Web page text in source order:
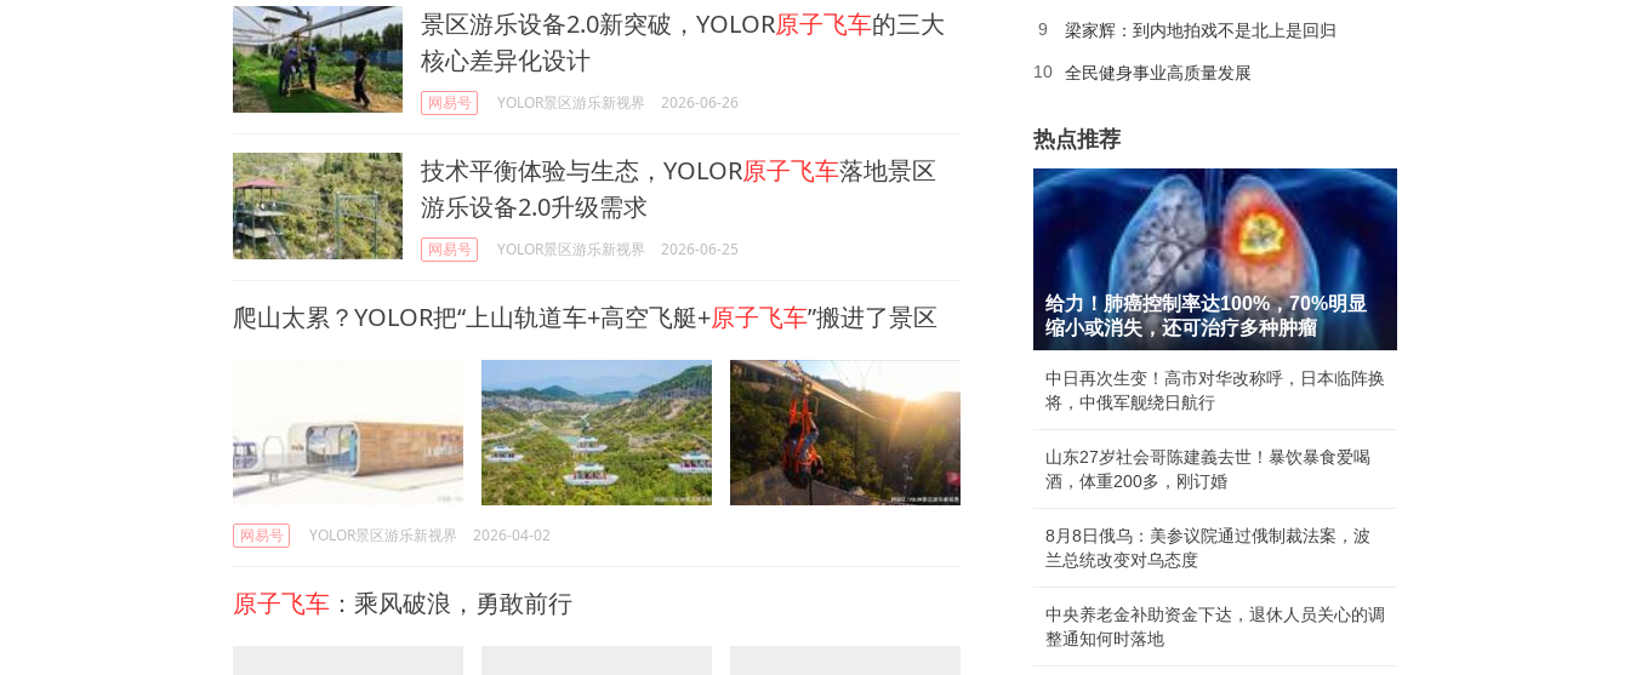
景区游乐设备2.0新突破，YOLOR原子飞车的三大
核心差异化设计
网易号 YOLOR景区游乐新视界 2026-06-26
技术平衡体验与生态，YOLOR原子飞车落地景区
游乐设备2.0升级需求
网易号 YOLOR景区游乐新视界 2026-06-25
爬山太累？YOLOR把“上山轨道车+高空飞艇+原子飞车”搬进了景区
网易号 YOLOR景区游乐新视界 2026-04-02
原子飞车 ：乘风破浪，勇敢前行
2
9 梁家辉：到内地拍戏不是北上是回归
10 全民健身事业高质量发展
热点推荐
给力！肺癌控制率达100%，70%明显
缩小或消失，还可治疗多种肿瘤
中日再次生变！高市对华改称呼，日本临阵换
将，中俄军舰绕日航行
山东27岁社会哥陈建義去世！暴饮暴食爱喝
酒，体重200多，刚订婚
8月8日俄乌：美参议院通过俄制裁法案，波
兰总统改变对乌态度
中央养老金补助资金下达，退休人员关心的调
整通知何时落地